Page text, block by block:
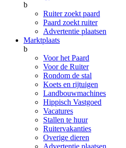
b
Ruiter zoekt paard
Paard zoekt ruiter
Advertentie plaatsen
Marktplaats
b
Voor het Paard
Voor de Ruiter
Rondom de stal
Koets en rijtuigen
Landbouwmachines
Hippisch Vastgoed
Vacatures
Stallen te huur
Ruitervakanties
Overige dieren
Advertentie plaatsen